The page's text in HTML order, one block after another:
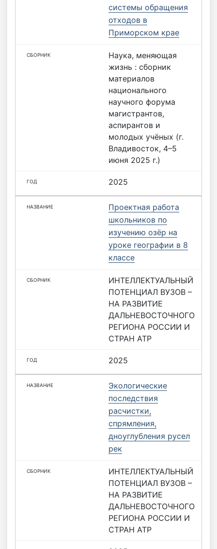
системы обращения
отходов в
Приморском крае
Наука, меняющая
жизнь : сборник
материалов
национального
научного форума
магистрантов,
аспирантов и
молодых учёных (г.
Владивосток, 4–5
июня 2025 г.)
2025
Проектная работа
школьников по
изучению озёр на
уроке географии в 8
классе
ИНТЕЛЛЕКТУАЛЬНЫЙ
ПОТЕНЦИАЛ ВУЗОВ –
НА РАЗВИТИЕ
ДАЛЬНЕВОСТОЧНОГО
РЕГИОНА РОССИИ И
СТРАН АТР
2025
Экологические
последствия
расчистки,
спрямления,
дноуглубления русел
рек
ИНТЕЛЛЕКТУАЛЬНЫЙ
ПОТЕНЦИАЛ ВУЗОВ –
НА РАЗВИТИЕ
ДАЛЬНЕВОСТОЧНОГО
РЕГИОНА РОССИИ И
СТРАН АТР